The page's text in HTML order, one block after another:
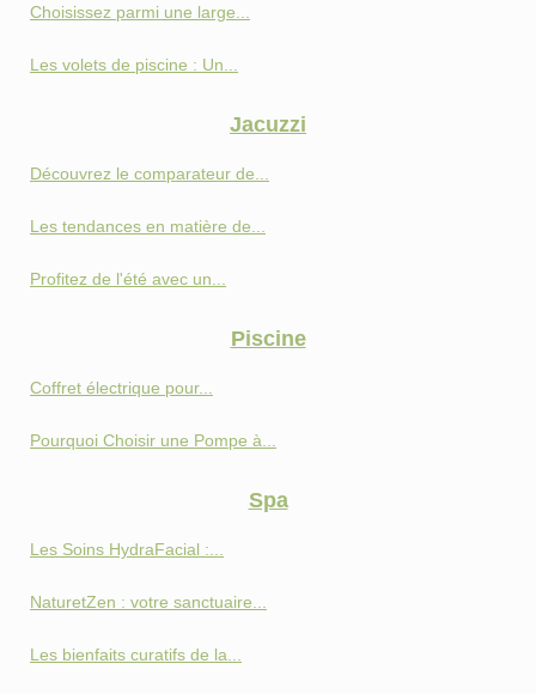
Choisissez parmi une large...
Les volets de piscine : Un...
Jacuzzi
Découvrez le comparateur de...
Les tendances en matière de...
Profitez de l'été avec un...
Piscine
Coffret électrique pour...
Pourquoi Choisir une Pompe à...
Spa
Les Soins HydraFacial :...
NaturetZen : votre sanctuaire...
Les bienfaits curatifs de la...